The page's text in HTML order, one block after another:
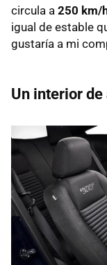
circula a 250 km/
igual de estable
gustaría a mi
Un interior